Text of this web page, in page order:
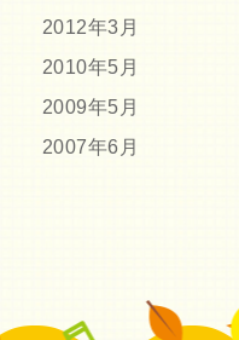
2012年3月
2010年5月
2009年5月
2007年6月